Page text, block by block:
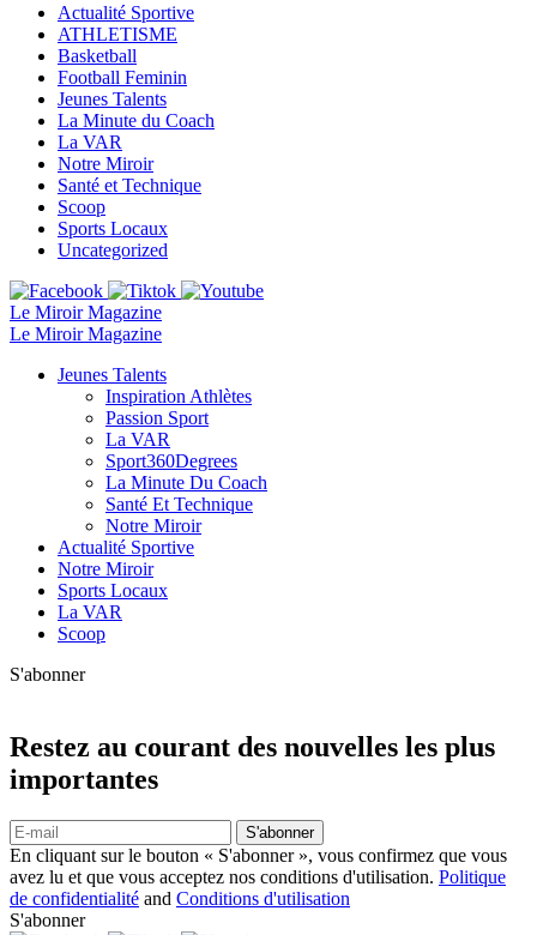
Actualité Sportive
ATHLETISME
Basketball
Football Feminin
Jeunes Talents
La Minute du Coach
La VAR
Notre Miroir
Santé et Technique
Scoop
Sports Locaux
Uncategorized
Le Miroir Magazine
Le Miroir Magazine
Jeunes Talents
Inspiration Athlètes
Passion Sport
La VAR
Sport360Degrees
La Minute Du Coach
Santé Et Technique
Notre Miroir
Actualité Sportive
Notre Miroir
Sports Locaux
La VAR
Scoop
S'abonner
Restez au courant des nouvelles les plus
importantes
S'abonner
En cliquant sur le bouton « S'abonner », vous confirmez que vous
avez lu et que vous acceptez nos conditions d'utilisation. Politique
de confidentialité and Conditions d'utilisation
S'abonner